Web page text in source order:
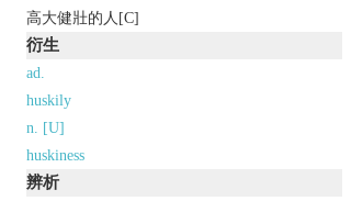
高大健壯的人[C]
衍生
ad.
huskily
n. [U]
huskiness
辨析